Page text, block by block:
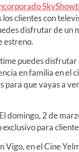
clientes con
disfrutar de un
estreno.
puedes disfrutar
en familia en el
para que vayas a ver
El domingo, 2 de
exclusivo para
Vigo, en el Cine